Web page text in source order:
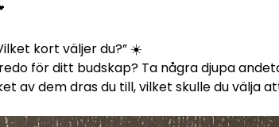
kort väljer du?” ☀️
för ditt budskap? Ta några djupa
av dem dras du till, vilket skulle du välja